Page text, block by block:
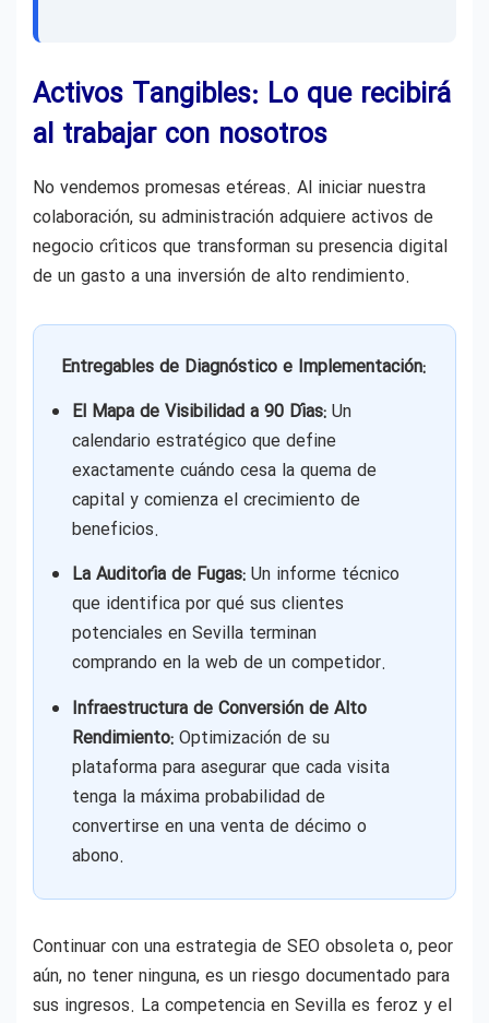
Activos Tangibles: Lo que recibirá
al trabajar con nosotros
No vendemos promesas etéreas. Al iniciar nuestra
colaboración, su administración adquiere activos de
negocio críticos que transforman su presencia digital
de un gasto a una inversión de alto rendimiento.
Entregables de Diagnóstico e Implementación:
El Mapa de Visibilidad a 90 Días: Un
calendario estratégico que define
exactamente cuándo cesa la quema de
capital y comienza el crecimiento de
beneficios.
La Auditoría de Fugas: Un informe técnico
que identifica por qué sus clientes
potenciales en Sevilla terminan
comprando en la web de un competidor.
Infraestructura de Conversión de Alto
Rendimiento: Optimización de su
plataforma para asegurar que cada visita
tenga la máxima probabilidad de
convertirse en una venta de décimo o
abono.
Continuar con una estrategia de SEO obsoleta o, peor
aún, no tener ninguna, es un riesgo documentado para
sus ingresos. La competencia en Sevilla es feroz y el